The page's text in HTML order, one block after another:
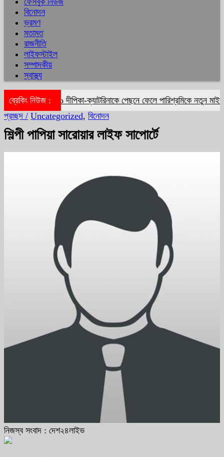
বিনোদন
ভ্রমণ
মতামত
রাজনীতি
লাইফস্টাইল
সম্পাদকীয়
স্বাস্থ্য
ব্রেকিং নিউজ :দীপিকা-ক্যাটরিনাকে পেছনে ফেলে পারিশ্রমিকে নতুন
প্রচ্ছদ / Uncategorized, বিনোদন
শিল্পী পাপিয়া সারোয়ার লাইফ সাপোর্টে
নিজস্ব সংবাদ : দেশ২৪লাইভ